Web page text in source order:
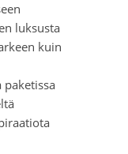
luksusta
kuin
paketissa